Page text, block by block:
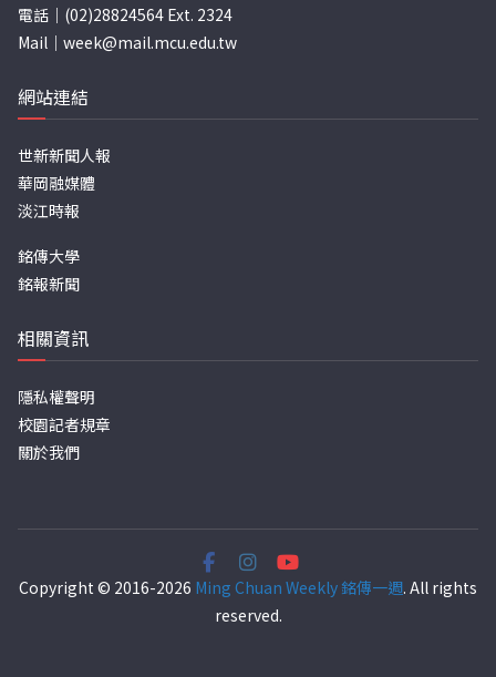
電話｜(02)28824564 Ext. 2324
Mail｜ week@mail.mcu.edu.tw
網站連結
世新新聞人報
華岡融媒體
淡江時報
銘傳大學
銘報新聞
相關資訊
隱私權聲明
校園記者規章
關於我們
Copyright © 2016-2026 Ming Chuan Weekly 銘傳一週. All rights
reserved.